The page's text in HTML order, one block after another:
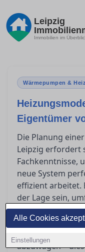
Alle Cookies
Einstellungen
Leipzig
Immobilien im
Wärmepumpen &
Eigentümer
Die Planung
Leipzig erfordert
Fachkenntnisse,
neue System
effizient arbeitet.
der Lage sein,
und auf
Eigentümer
abzuwägen –